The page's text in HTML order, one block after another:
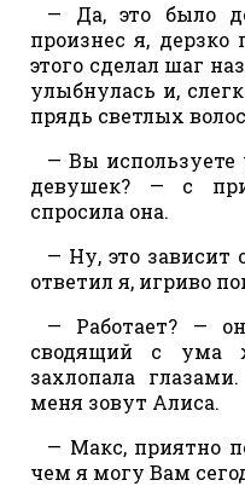
— Да, это было
произнес я,
этого сделал шаг
улыбнулась и,
прядь светлых
— Вы используете
девушек? — с
спросила она.
— Ну, это зависит
ответил я, игриво
— Работает? —
сводящий с ума
захлопала
меня зовут Алиса.
— Макс, приятно
чем я могу Вам